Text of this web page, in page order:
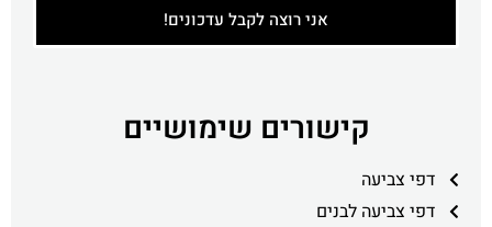
אני רוצה לקבל עדכונים!
קישורים שימושיים
דפי צביעה
דפי צביעה לבנים